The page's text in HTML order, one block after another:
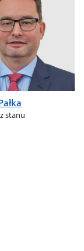
stanu